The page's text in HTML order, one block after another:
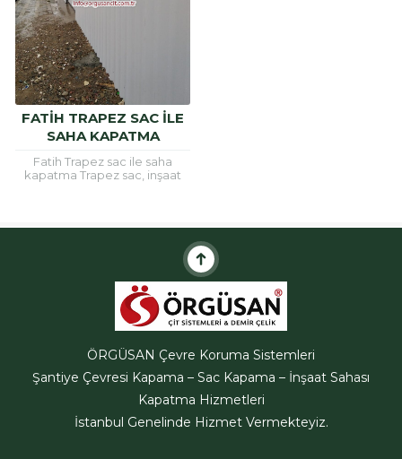
FATIH TRAPEZ SAC ILE
SAHA KAPATMA
Fatih Trapez sac ile saha
kapatma Trapez sac, inşaat
kullanılan bir
ÖRGÜSAN Teklif Hattı
ÖRGÜSAN Çevre Koruma Sistemleri
Şantiye Çevresi Kapama – Sac Kapama – İnşaat Sahası
Kapatma Hizmetleri
İstanbul Genelinde Hizmet Vermekteyiz.